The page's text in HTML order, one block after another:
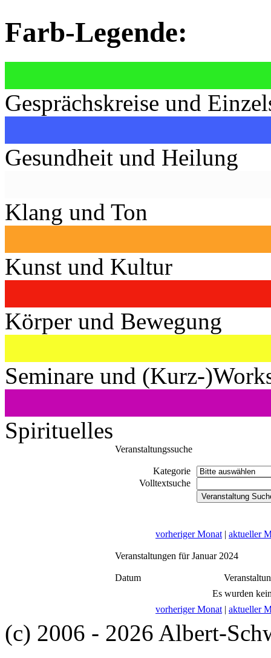
Farb-Legende:
Gesprächskreise und
Gesundheit und Heilung
Klang und Ton
Kunst und Kultur
Körper und Bewegung
Seminare und (Kurz-
Spirituelles
Veranstaltungssuche
Kategorie
Volltextsuche
vorheriger Monat | aktueller
Veranstaltungen für Januar 2024
Datum
Es wurden
vorheriger Monat | aktueller
(c) 2006 - 2026 Albert-